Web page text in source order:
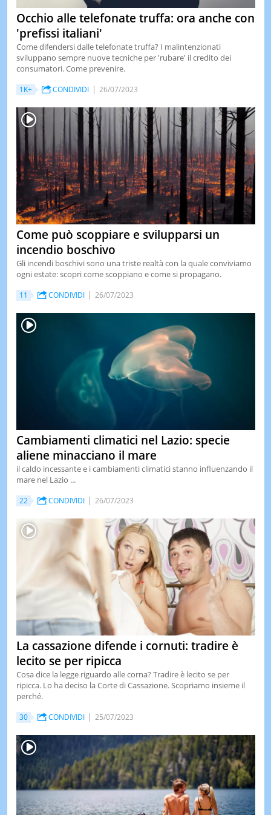
Occhio alle telefonate truffa: ora anche con
'prefissi italiani'
Come difendersi dalle telefonate truffa? I malintenzionati
sviluppano sempre nuove tecniche per 'rubare' il credito dei
consumatori. Come prevenire.
1K+ CONDIVIDI 26/07/2023
Come può scoppiare e svilupparsi un
incendio boschivo
Gli incendi boschivi sono una triste realtà con la quale conviviamo
ogni estate: scopri come scoppiano e come si propagano.
11 CONDIVIDI 26/07/2023
Cambiamenti climatici nel Lazio: specie
aliene minacciano il mare
il caldo incessante e i cambiamenti climatici stanno influenzando il
mare nel Lazio ...
22 CONDIVIDI 26/07/2023
La cassazione difende i cornuti: tradire è
lecito se per ripicca
Cosa dice la legge riguardo alle corna? Tradire è lecito se per
ripicca. Lo ha deciso la Corte di Cassazione. Scopriamo insieme il
perché.
30 CONDIVIDI 25/07/2023